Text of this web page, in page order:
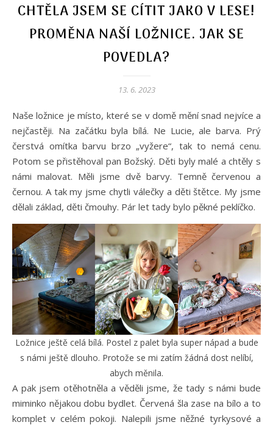
CHTĚLA JSEM SE CÍTIT JAKO V LESE!
PROMĚNA NAŠÍ LOŽNICE. JAK SE
POVEDLA?
13. 6. 2023
Naše ložnice je místo, které se v domě mění snad nejvíce a
nejčastěji. Na začátku byla bílá. Ne Lucie, ale barva. Prý
čerstvá omítka barvu brzo „vyžere“, tak to nemá cenu.
Potom se přistěhoval pan Božský. Děti byly malé a chtěly s
námi malovat. Měli jsme dvě barvy. Temně červenou a
černou. A tak my jsme chytli válečky a děti štětce. My jsme
dělali základ, děti čmouhy. Pár let tady bylo pěkné peklíčko.
Ložnice ještě celá bílá. Postel z palet byla super nápad a bude
s námi ještě dlouho. Protože se mi zatím žádná dost nelíbí,
abych měnila.
A pak jsem otěhotněla a věděli jsme, že tady s námi bude
miminko nějakou dobu bydlet. Červená šla zase na bílo a to
komplet v celém pokoji. Nalepili jsme něžné tyrkysové a